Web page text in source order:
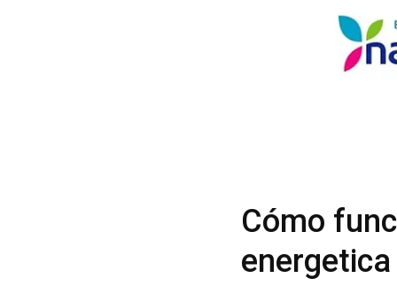
Cómo
energetica